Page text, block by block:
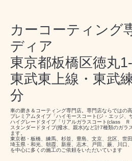
カーコーティング
ディア
東京都板橋区徳丸
東武東上線・東武
分
車の磨き＆コーティング専門店。専門店ならではの
プレミアムタイプ「ハイモースコート(ジ・エッジ、
ハイグレードタイプ「リアルガラスコート(class Ｒ
スタンダードタイプ(撥水、親水)など計7種類のガラ
ます。
東京都・板橋、練馬、杉並、豊島、文京、北区、世
埼玉県・和光、朝霞、新座、志木、戸田、蕨、川口
を中心に多くの施工のご依頼をいただいています